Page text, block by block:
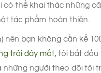
thể khai thác những
tác phẩm hoàn thiện.
nên bạn không cần kể
trôi đáy mắt, tôi bắt đầu
người theo dõi tôi